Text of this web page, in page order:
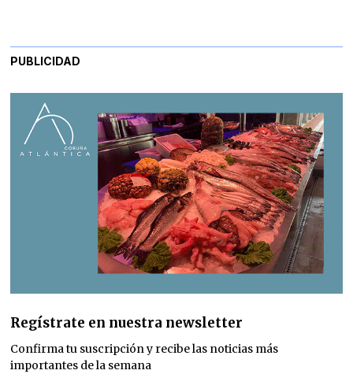
PUBLICIDAD
Regístrate en nuestra newsletter
Confirma tu suscripción y recibe las noticias más
importantes de la semana